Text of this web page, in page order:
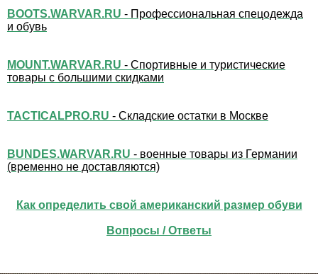
BOOTS.WARVAR.RU - Профессиональная спецодежда
и обувь
MOUNT.WARVAR.RU - Спортивные и туристические
товары с большими скидками
TACTICALPRO.RU - Складские остатки в Москве
BUNDES.WARVAR.RU - военные товары из Германии
(временно не доставляются)
Как определить свой американский размер обуви
Вопросы / Ответы